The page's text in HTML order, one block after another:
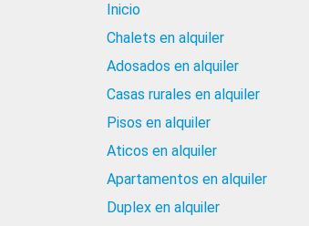
Inicio
Chalets en alquiler
Adosados en alquiler
Casas rurales en alquiler
Pisos en alquiler
Aticos en alquiler
Apartamentos en alquiler
Duplex en alquiler